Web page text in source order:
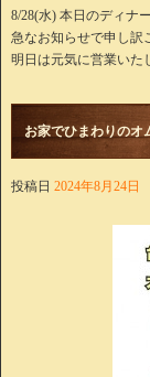
8/28(水) 本日のディナ
急なお知らせで申し訳
明日は元気に営業いた
お家でひまわりのオ
投稿日 2024年8月24日